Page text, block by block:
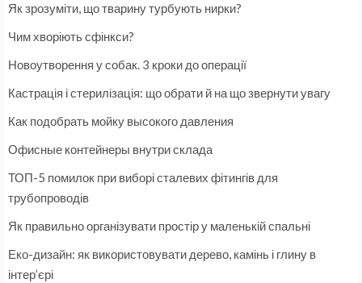
Як зрозуміти, що тварину турбують нирки?
Чим хворіють сфінкси?
Новоутворення у собак. 3 кроки до операції
Кастрація і стерилізація: що обрати й на що звернути увагу
Как подобрать мойку высокого давления
Офисные контейнеры внутри склада
ТОП-5 помилок при виборі сталевих фітингів для
трубопроводів
Як правильно організувати простір у маленькій спальні
Еко-дизайн: як використовувати дерево, камінь і глину в
інтер’єрі